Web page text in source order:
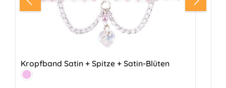
Kropfband Satin + Spitze + Satin-Blüten
Farbe:
Rosa